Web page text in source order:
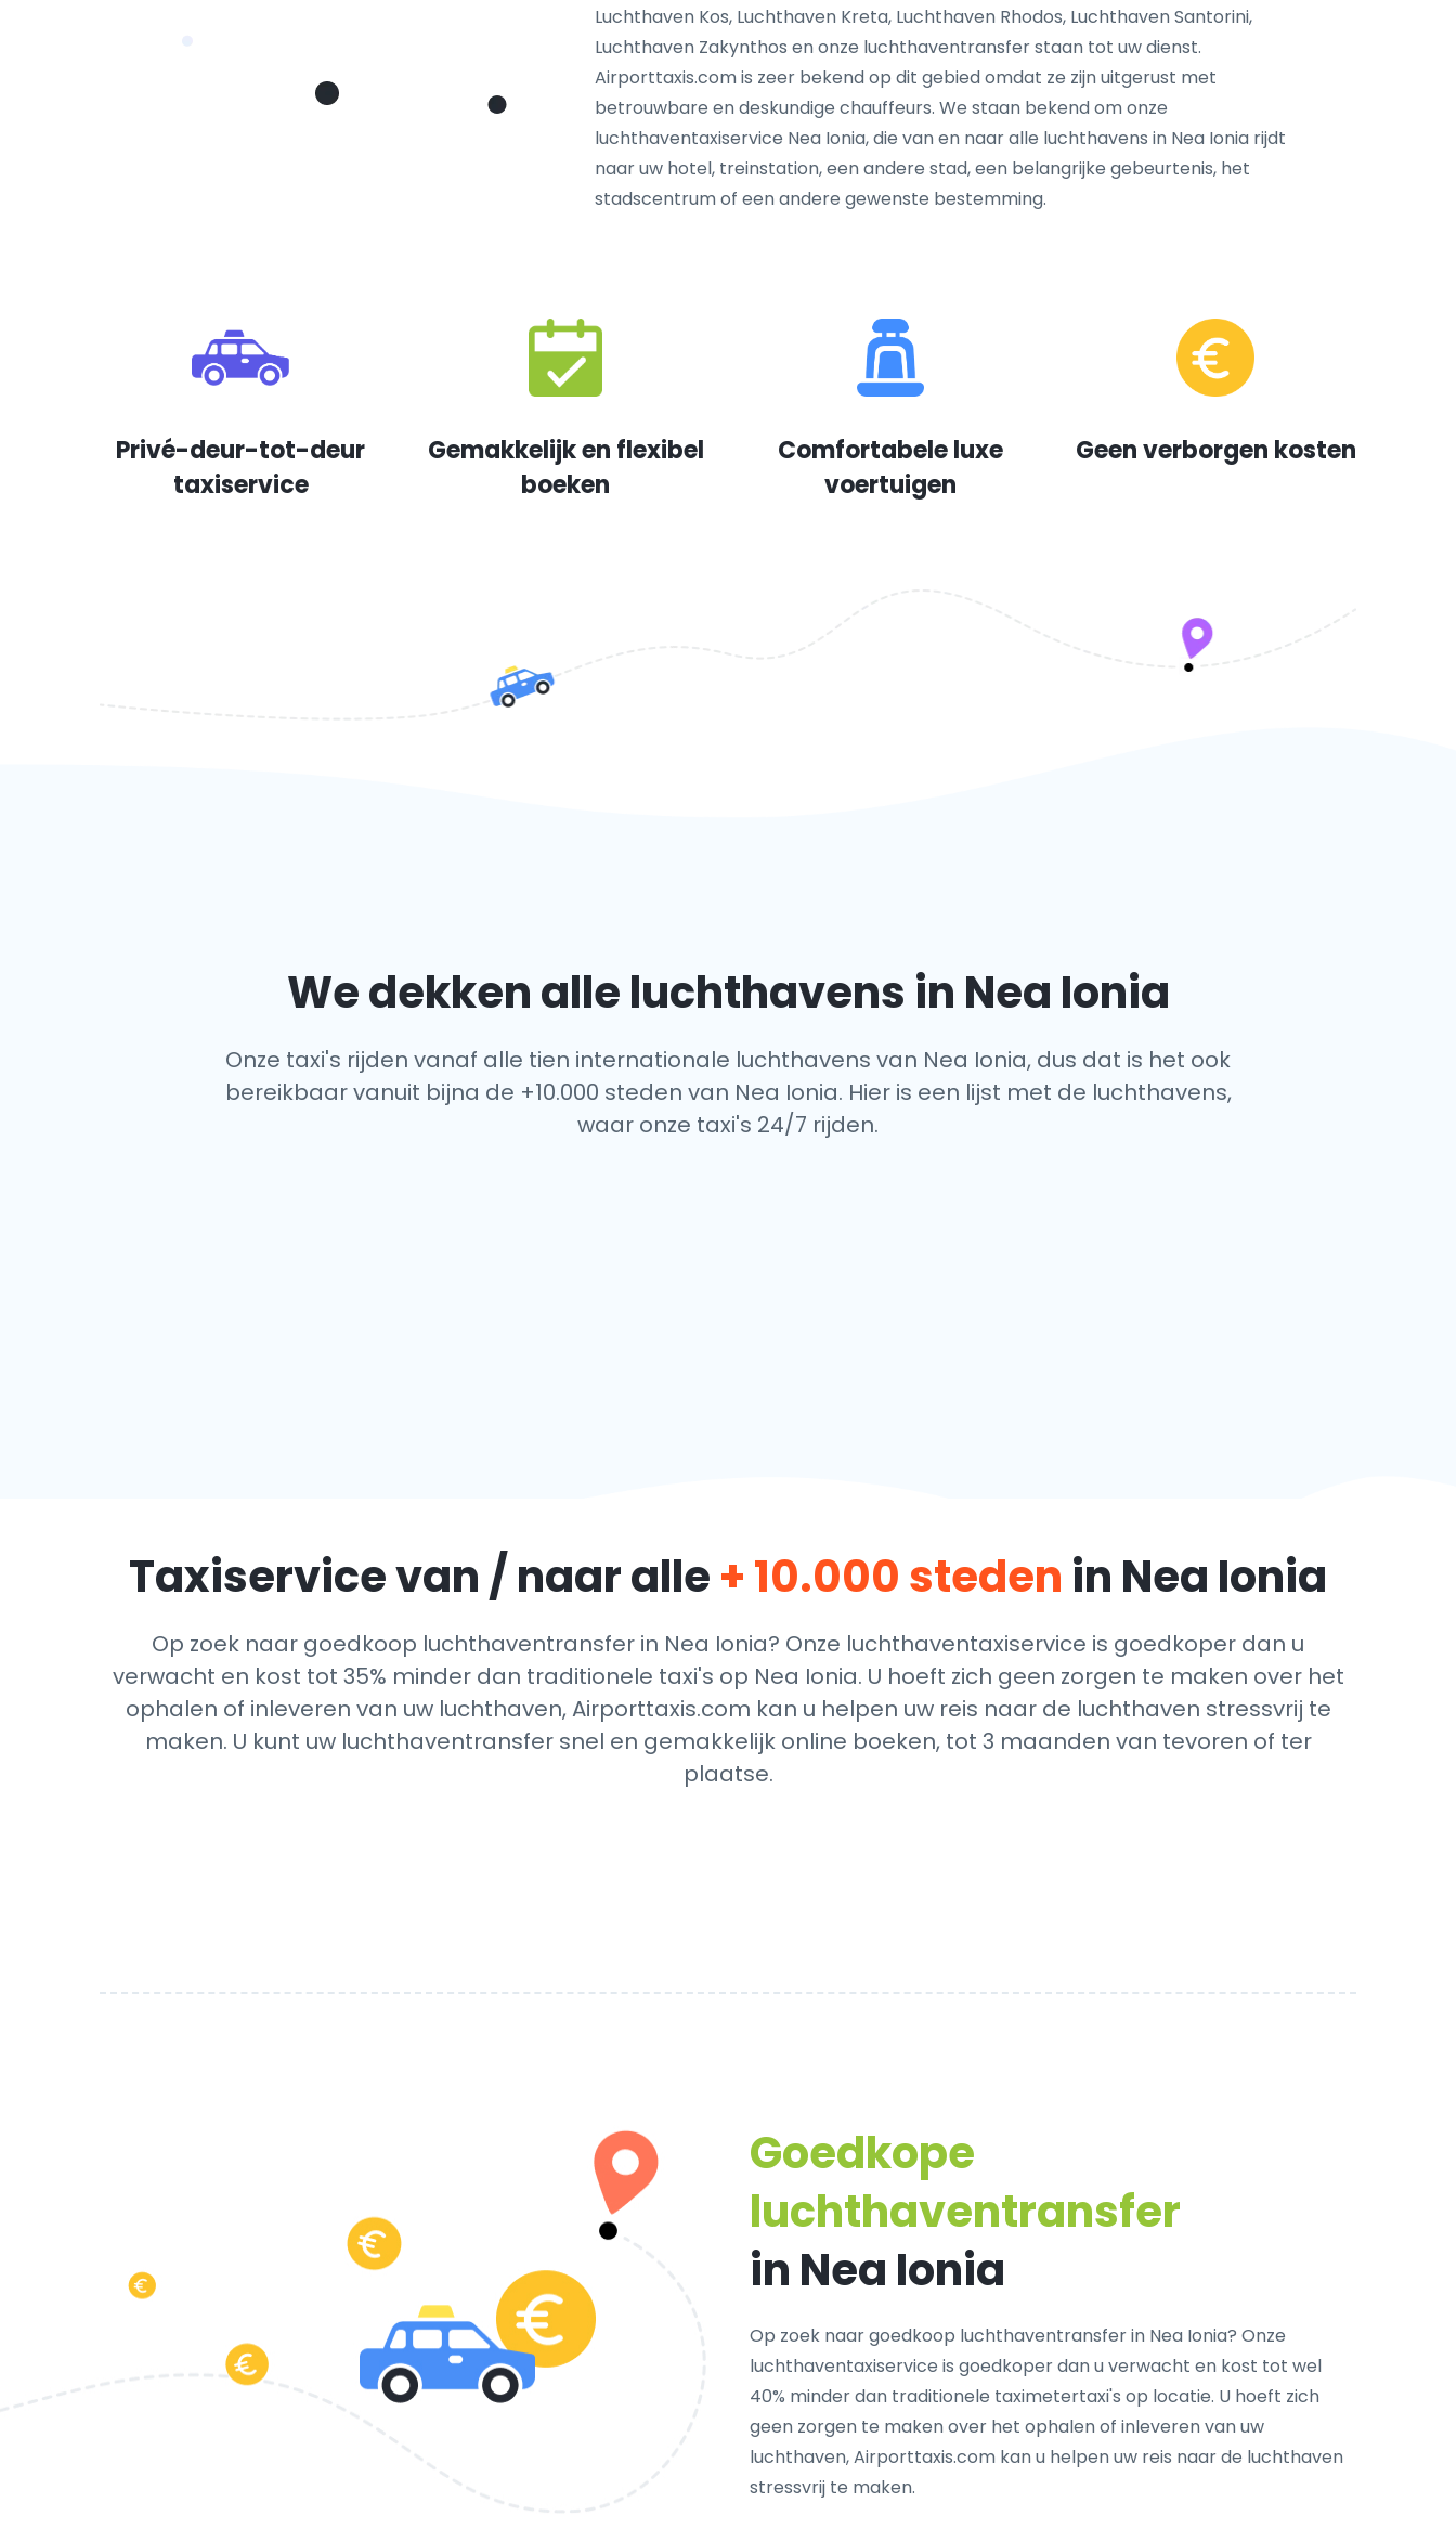
Luchthaven Kos, Luchthaven Kreta, Luchthaven Rhodos, Luchthaven Santorini,
Luchthaven Zakynthos en onze luchthaventransfer staan tot uw dienst.
Airporttaxis.com is zeer bekend op dit gebied omdat ze zijn uitgerust met
betrouwbare en deskundige chauffeurs. We staan bekend om onze
luchthaventaxiservice Nea Ionia, die van en naar alle luchthavens in Nea Ionia rijdt
naar uw hotel, treinstation, een andere stad, een belangrijke gebeurtenis, het
stadscentrum of een andere gewenste bestemming.
Privé-deur-tot-deur
taxiservice
Gemakkelijk en flexibel
boeken
Comfortabele luxe
voertuigen
Geen verborgen kosten
We dekken alle luchthavens in Nea Ionia
Onze taxi's rijden vanaf alle tien internationale luchthavens van Nea Ionia, dus dat is het ook
bereikbaar vanuit bijna de +10.000 steden van Nea Ionia. Hier is een lijst met de luchthavens,
waar onze taxi's 24/7 rijden.
Taxiservice van / naar alle+ 10.000 steden in Nea Ionia
Op zoek naar goedkoop luchthaventransfer in Nea Ionia? Onze luchthaventaxiservice is goedkoper dan u
verwacht en kost tot 35% minder dan traditionele taxi's op Nea Ionia. U hoeft zich geen zorgen te maken over het
ophalen of inleveren van uw luchthaven, Airporttaxis.com kan u helpen uw reis naar de luchthaven stressvrij te
maken. U kunt uw luchthaventransfer snel en gemakkelijk online boeken, tot 3 maanden van tevoren of ter
plaatse.
Goedkope
luchthaventransfer
in Nea Ionia
Op zoek naar goedkoop luchthaventransfer in Nea Ionia? Onze
luchthaventaxiservice is goedkoper dan u verwacht en kost tot wel
40% minder dan traditionele taximetertaxi's op locatie. U hoeft zich
geen zorgen te maken over het ophalen of inleveren van uw
luchthaven, Airporttaxis.com kan u helpen uw reis naar de luchthaven
stressvrij te maken.